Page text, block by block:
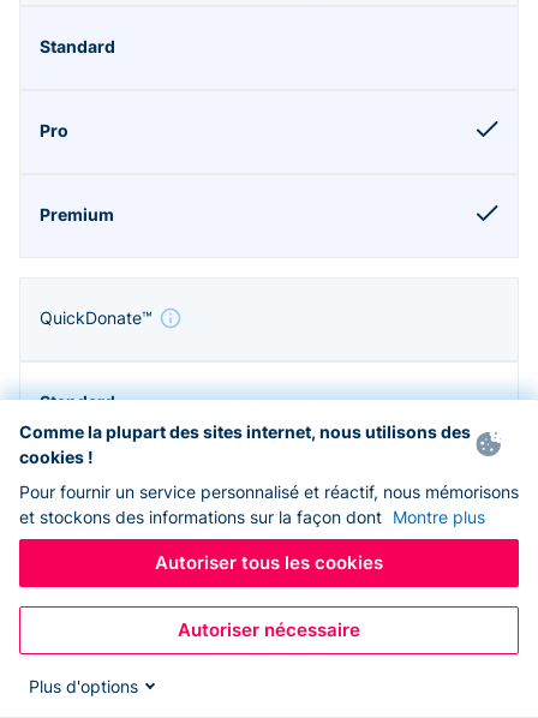
QuickDonate™
Comme la plupart des sites internet, nous utilisons des
cookies !
Pour fournir un service personnalisé et réactif, nous mémorisons
et stockons des informations sur la façon dont Montre plus
Autoriser tous les cookies
Autoriser nécessaire
Plus d'options